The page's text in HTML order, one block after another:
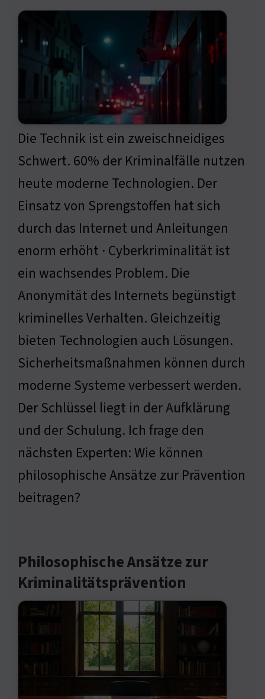
Die Technik ist ein zweischneidiges
Schwert. 60% der Kriminalfälle nutzen
heute moderne Technologien. Der
Einsatz von Sprengstoffen hat sich
durch das Internet und Anleitungen
enorm erhöht · Cyberkriminalität ist
ein wachsendes Problem. Die
Anonymität des Internets begünstigt
kriminelles Verhalten. Gleichzeitig
bieten Technologien auch Lösungen.
Sicherheitsmaßnahmen können durch
moderne Systeme verbessert werden.
Der Schlüssel liegt in der Aufklärung
und der Schulung. Ich frage den
nächsten Experten: Wie können
philosophische Ansätze zur Prävention
beitragen?
Philosophische Ansätze zur
Kriminalitätsprävention